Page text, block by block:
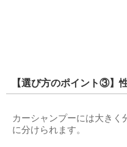
【選び方のポイント③】
カーシャンプーには大きく
に分けられます。